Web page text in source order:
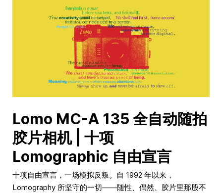
Lomo MC-A 135 全自动随拍
胶片相机 | 十项
Lomographic 自由宣言
十项自由宣言，一场模拟反叛。自 1992 年以来，
Lomography 所坚守的一切——随性、偶然、胶片里那股不